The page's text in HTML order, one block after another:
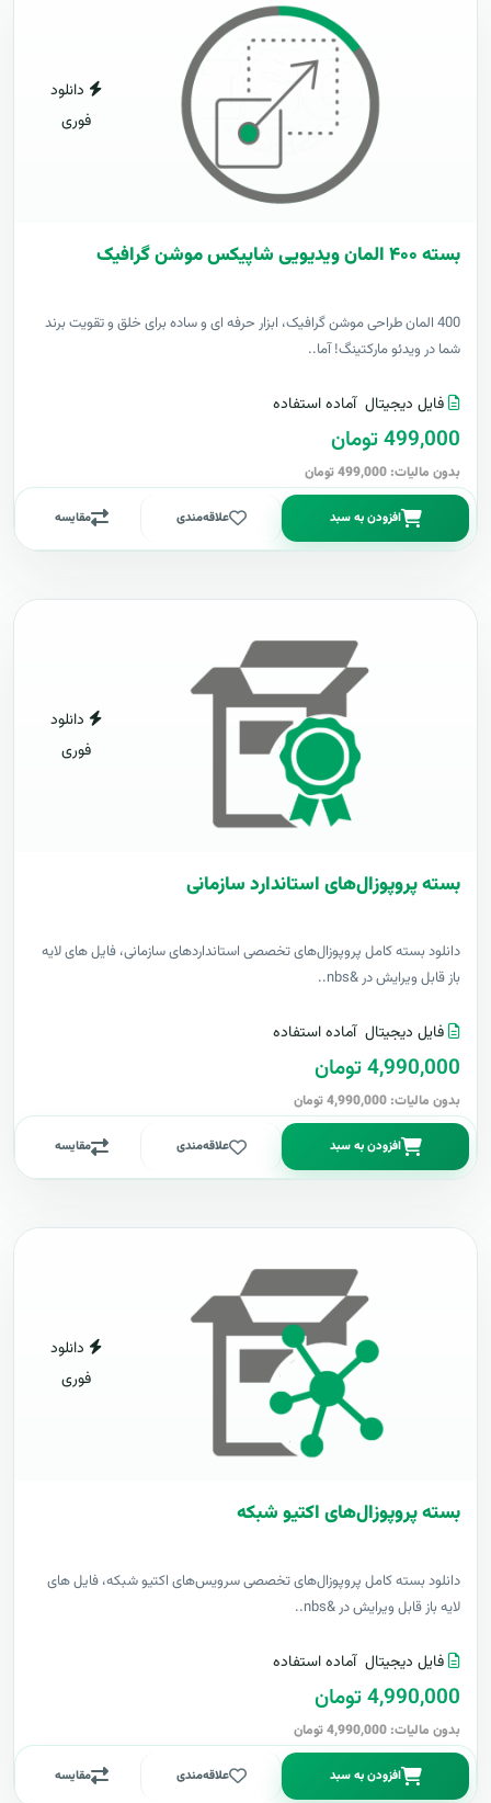
دانلود
فوری
بسته ۴۰۰ المان ویدیویی شاپیکس موشن گرافیک
400 المان طراحی موشن گرافیک، ابزار حرفه ای و ساده برای خلق و تقویت برند
شما در ویدئو مارکتینگ! آما..
فایل دیجیتال آماده استفاده
499,000 تومان
بدون مالیات: 499,000 تومان
افزودن به سبد علاقه‌مندی مقایسه
دانلود
فوری
بسته پروپوزال‌های استاندارد سازمانی
دانلود بسته کامل پروپوزال‌های تخصصی استانداردهای سازمانی، فایل های لایه
باز قابل ویرایش در &nbs..
فایل دیجیتال آماده استفاده
4,990,000 تومان
بدون مالیات: 4,990,000 تومان
افزودن به سبد علاقه‌مندی مقایسه
دانلود
فوری
بسته پروپوزال‌های اکتیو شبکه
دانلود بسته کامل پروپوزال‌های تخصصی سرویس‌های اکتیو شبکه، فایل های
لایه باز قابل ویرایش در &nbs..
فایل دیجیتال آماده استفاده
4,990,000 تومان
بدون مالیات: 4,990,000 تومان
افزودن به سبد علاقه‌مندی مقایسه